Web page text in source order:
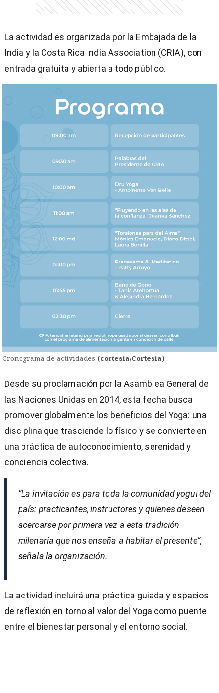
La actividad es organizada por la Embajada de la
India y la Costa Rica India Association (CRIA), con
entrada gratuita y abierta a todo público.
Cronograma de actividades (cortesía/Cortesía)
Desde su proclamación por la Asamblea General de
las Naciones Unidas en 2014, esta fecha busca
promover globalmente los beneficios del Yoga: una
disciplina que trasciende lo físico y se convierte en
una práctica de autoconocimiento, serenidad y
conciencia colectiva.
“La invitación es para toda la comunidad yogui del
país: practicantes, instructores y quienes deseen
acercarse por primera vez a esta tradición
milenaria que nos enseña a habitar el presente”,
señala la organización.
La actividad incluirá una práctica guiada y espacios
de reflexión en torno al valor del Yoga como puente
entre el bienestar personal y el entorno social.